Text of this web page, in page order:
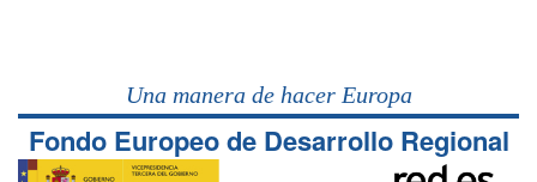
Una manera de hacer Europa
Fondo Europeo de Desarrollo Regional